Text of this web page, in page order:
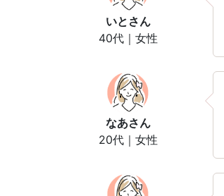
いと さん
40代｜女性
なあさん
20代｜女性